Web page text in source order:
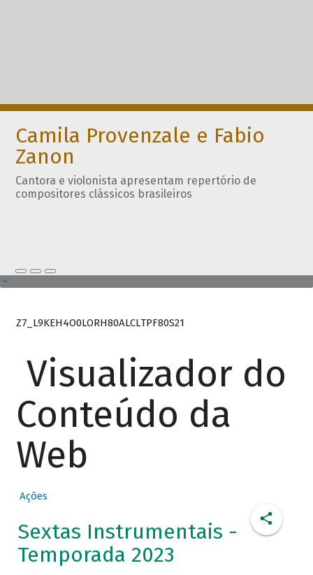
Camila Provenzale e Fabio
Zanon
Cantora e violonista apresentam repertório de
compositores clássicos brasileiros
Z7_L9KEH4O0LORH80ALCLTPF80S21
Visualizador do
Conteúdo da
Web
Ações
Sextas Instrumentais -
Temporada 2023